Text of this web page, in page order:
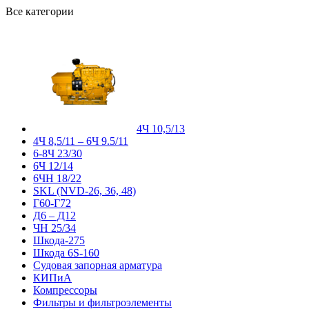
Все категории
4Ч 10,5/13
4Ч 8,5/11 – 6Ч 9.5/11
6-8Ч 23/30
6Ч 12/14
6ЧН 18/22
SKL (NVD-26, 36, 48)
Г60-Г72
Д6 – Д12
ЧН 25/34
Шкода-275
Шкода 6S-160
Судовая запорная арматура
КИПиА
Компрессоры
Фильтры и фильтроэлементы